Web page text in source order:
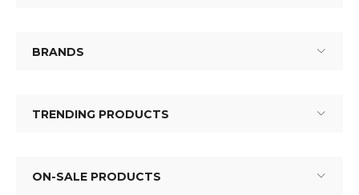
BRANDS
TRENDING PRODUCTS
ON-SALE PRODUCTS